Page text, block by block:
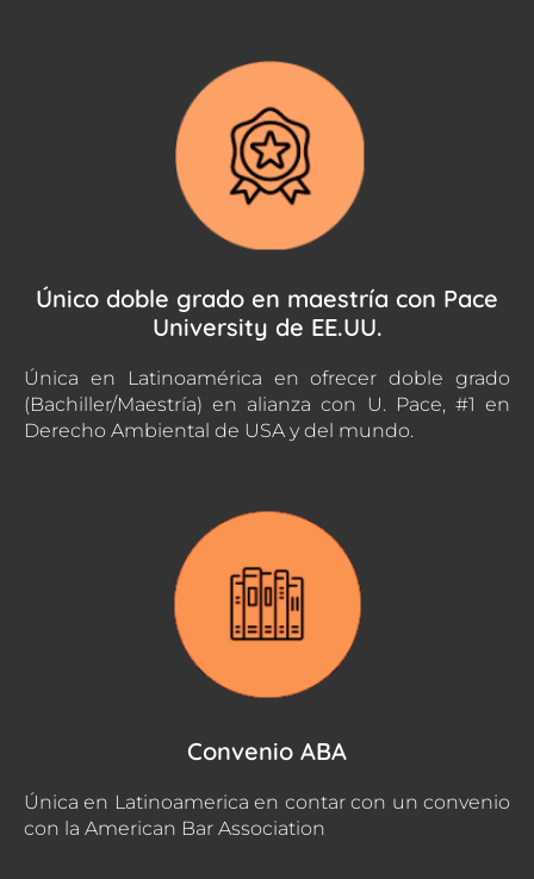
Único doble grado en maestría con Pace
University de EE.UU.
Única en Latinoamérica en ofrecer doble grado
(Bachiller/Maestría) en alianza con U. Pace, #1 en
Derecho Ambiental de USA y del mundo.
Convenio ABA
Única en Latinoamerica en contar con un convenio
con la American Bar Association